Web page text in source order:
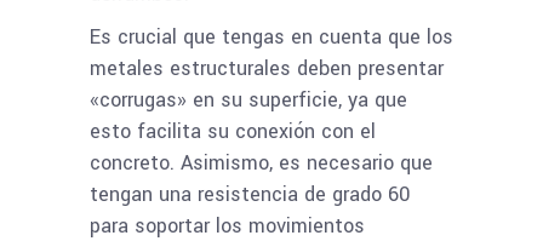
Es crucial que tengas en cuenta que los
metales estructurales deben presentar
«corrugas» en su superficie, ya que
esto facilita su conexión con el
concreto. Asimismo, es necesario que
tengan una resistencia de grado 60
para soportar los movimientos